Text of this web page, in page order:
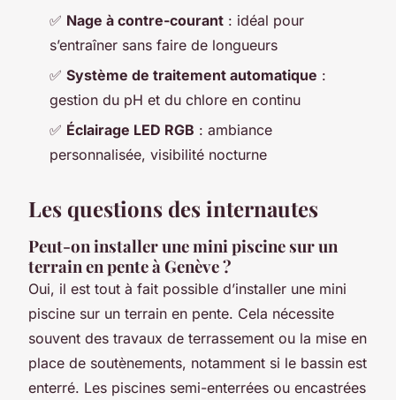
✅ Nage à contre-courant : idéal pour
s’entraîner sans faire de longueurs
✅ Système de traitement automatique :
gestion du pH et du chlore en continu
✅ Éclairage LED RGB : ambiance
personnalisée, visibilité nocturne
Les questions des internautes
Peut-on installer une mini piscine sur un
terrain en pente à Genève ?
Oui, il est tout à fait possible d’installer une mini
piscine sur un terrain en pente. Cela nécessite
souvent des travaux de terrassement ou la mise en
place de soutènements, notamment si le bassin est
enterré. Les piscines semi-enterrées ou encastrées